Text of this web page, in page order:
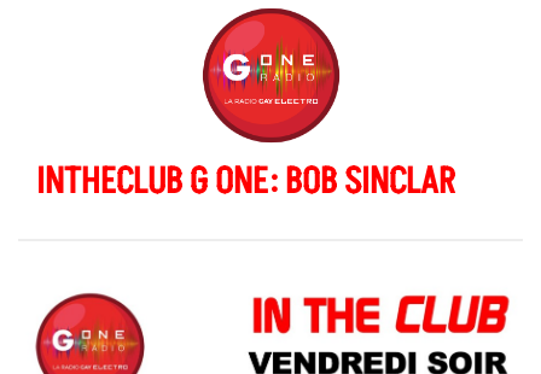
INTHECLUB G ONE: BOB SINCLAR